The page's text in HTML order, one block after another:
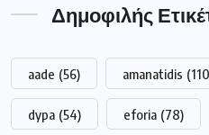
Δημοφιλής
aade (56) amanatidis
dypa (54) eforia (78)